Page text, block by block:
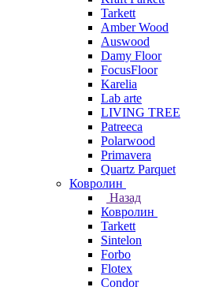
Tarkett
Amber Wood
Auswood
Damy Floor
FocusFloor
Karelia
Lab arte
LIVING TREE
Patreeca
Polarwood
Primavera
Quartz Parquet
Ковролин
Назад
Ковролин
Tarkett
Sintelon
Forbo
Flotex
Condor